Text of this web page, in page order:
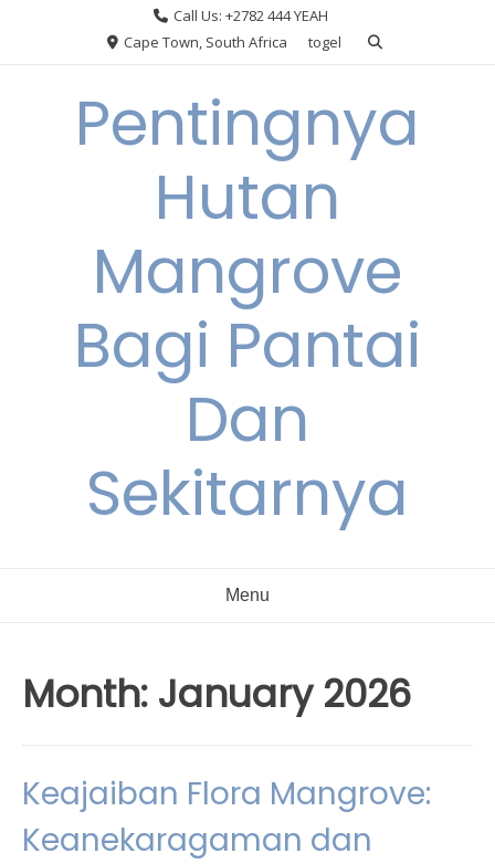
Call Us: +2782 444 YEAH
Cape Town, South Africa
togel
Pentingnya
Hutan
Mangrove
Bagi Pantai
Dan
Sekitarnya
Menu
Month: January 2026
Keajaiban Flora Mangrove:
Keanekaragaman dan